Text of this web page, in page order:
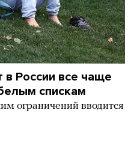
России все чаще
спискам
ограничений вводится